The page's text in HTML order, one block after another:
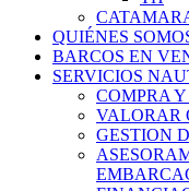
QUIÉNES
BARCOS EN
SERVICIOS
COMPRA
VALORAR
GESTION